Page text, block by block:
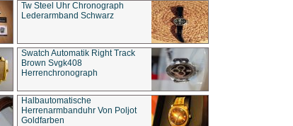
Tw Steel Uhr Chronograph
Lederarmband Schwarz
Swatch Automatik Right Track
Brown Svgk408
Herrenchronograph
Halbautomatische
Herrenarmbanduhr Von Poljot
Goldfarben